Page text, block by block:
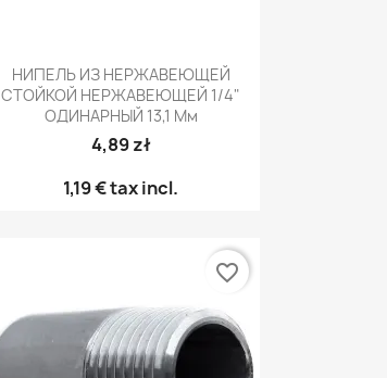
Быстрый просмотр
НИПЕЛЬ ИЗ НЕРЖАВЕЮЩЕЙ
СТОЙКОЙ НЕРЖАВЕЮЩЕЙ 1/4"
ОДИНАРНЫЙ 13,1 Мм
4,89 zł
1,19 €tax incl.
favorite_border